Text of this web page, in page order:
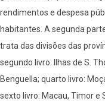
e
na
Oceania
(vol.
2)
rendimentos e despesa
habitantes. A segunda
trata das divisões das
segundo livro: Ilhas de S.
Benguella; quarto livro:
sexto livro: Macau, Timor e